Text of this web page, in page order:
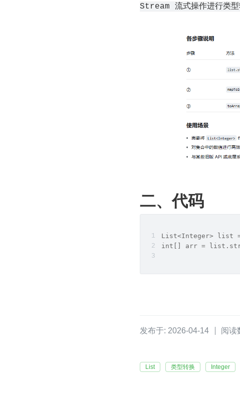
Stream 流式操作进行类型
二、代码
List<Integer> list =
int[] arr =
发布于: 2026-04-14 阅读
List 类型转换 Integer